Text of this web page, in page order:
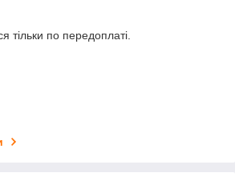
тільки по передоплаті.